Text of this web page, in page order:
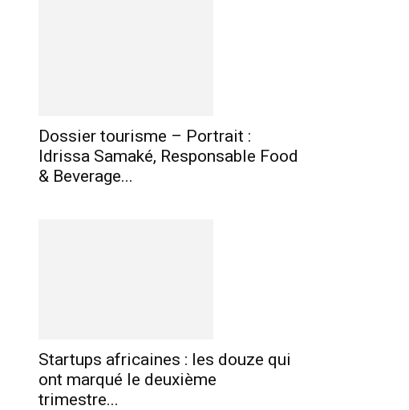
Dossier tourisme – Portrait :
Idrissa Samaké, Responsable Food
& Beverage...
Startups africaines : les douze qui
ont marqué le deuxième
trimestre...